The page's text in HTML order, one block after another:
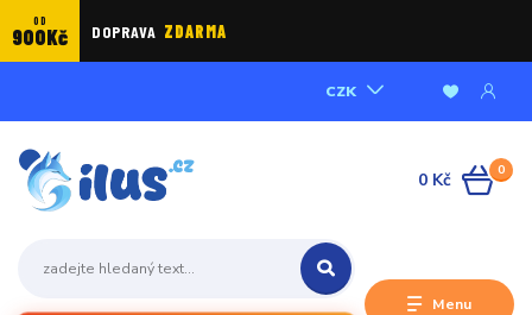
OD
900Kč DOPRAVA ZDARMA
Menu
CZK
0
0 Kč